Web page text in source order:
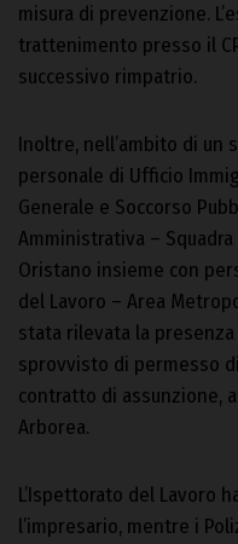
misura di prevenzione.
trattenimento presso il
successivo rimpatrio.
Inoltre, nell’ambito di un
personale di Ufficio
Generale e Soccorso
Amministrativa –
Oristano insieme con
del Lavoro – Area
stata rilevata la
sprovvisto di permesso
contratto di assunzione,
Arborea.
L’Ispettorato del Lavoro
l’impresario, mentre i